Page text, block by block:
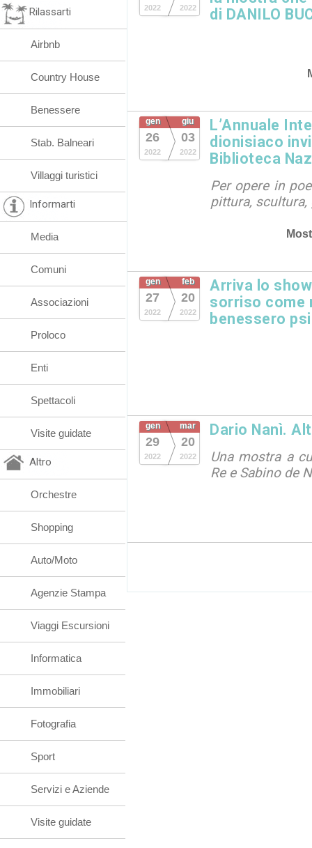
2022 2022
di DANILO
gen
26
2022
giu
03
2022
L’Annuale
dionisiaco
Biblioteca
Per opere in
pittura,
gen
27
2022
feb
20
2022
Arriva lo
sorriso come
benessero
gen
29
2022
mar
20
2022
Dario Nanì.
Una mostra a
Re e Sabino de
Rilassarti
Airbnb
Country House
Benessere
Stab. Balneari
Villaggi turistici
Informarti
Media
Comuni
Associazioni
Proloco
Enti
Spettacoli
Visite guidate
Altro
Orchestre
Shopping
Auto/Moto
Agenzie Stampa
Viaggi Escursioni
Informatica
Immobiliari
Fotografia
Sport
Servizi e Aziende
Visite guidate